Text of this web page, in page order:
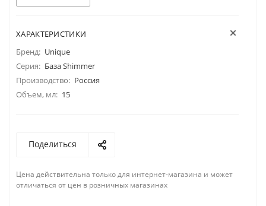
ХАРАКТЕРИСТИКИ
Бренд: Unique
Серия: База Shimmer
Производство: Россия
Объем, мл: 15
Поделиться
Цена действительна только для интернет-магазина и может
отличаться от цен в розничных магазинах